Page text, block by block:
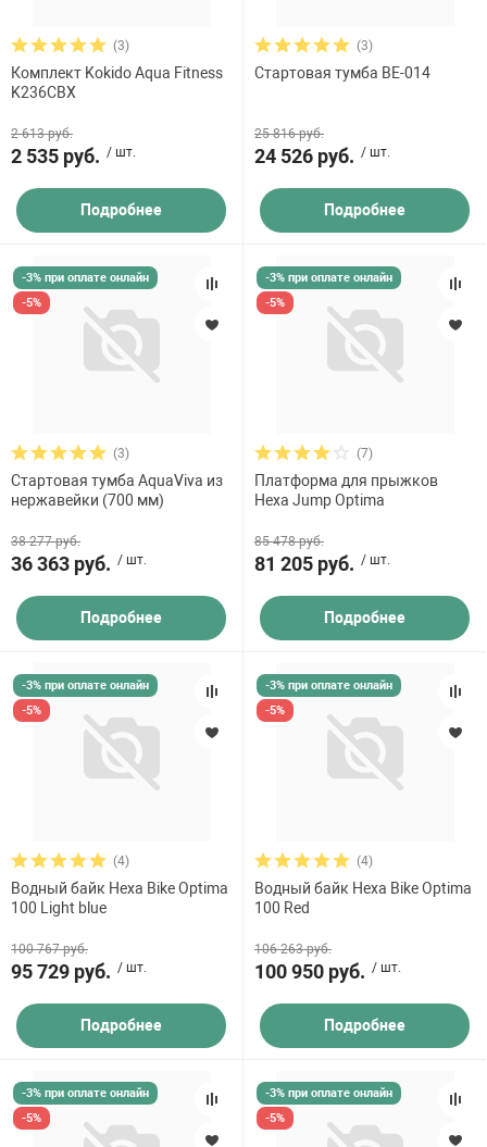
(3)
Комплект Kokido Aqua Fitness
K236CBX
2 613 руб.
2 535 руб. / шт.
Подробнее
(3)
Стартовая тумба BE-014
25 816 руб.
24 526 руб. / шт.
Подробнее
-3% при оплате онлайн
-5%
(3)
Стартовая тумба AquaViva из
нержавейки (700 мм)
38 277 руб.
36 363 руб. / шт.
Подробнее
-3% при оплате онлайн
-5%
(7)
Платформа для прыжков
Hexa Jump Optima
85 478 руб.
81 205 руб. / шт.
Подробнее
-3% при оплате онлайн
-5%
(4)
Водный байк Hexa Bike Optima
100 Light blue
100 767 руб.
95 729 руб. / шт.
Подробнее
-3% при оплате онлайн
-5%
(4)
Водный байк Hexa Bike Optima
100 Red
106 263 руб.
100 950 руб. / шт.
Подробнее
-3% при оплате онлайн
-5%
-3% при оплате онлайн
-5%